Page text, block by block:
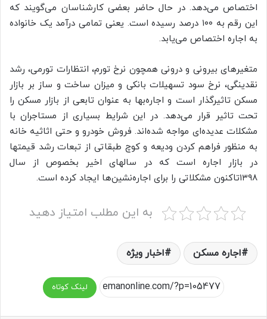
اختصاص می‌دهد. در حال حاضر بعضی کارشناسان می‌گویند که
این رقم به ۱۰۰ درصد رسیده است. یعنی تمامی درآمد یک خانواده
به اجاره اختصاص می‌یابد.
متغیرهای بیرونی و درونی همچون نرخ تورم، انتظارات تورمی، رشد
نقدینگی، نرخ سود تسهیلات بانکی و میزان ساخت و ساز بر بازار
مسکن تاثیرگذار است و اجاره‌بها به عنوان تابعی از بازار مسکن را
تحت تاثیر قرار می‌دهد. در این شرایط بسیاری از مستاجران با
مشکلات عدیده‌ای مواجه شده‌اند. فروش خودرو و حتی اثاثیه خانه
به منظور فراهم کردن ودیعه و کوچ طبقاتی از تبعات رشد قیمتها
در بازار اجاره است که در سالهای اخیر بخصوص از سال
۱۳۹۸تاکنون مشکلاتی را برای اجاره‌نشین‌ها ایجاد کرده است.
به این مطلب امتیاز دهید
اجاره مسکن اخبار ویژه
لینک کوتاه